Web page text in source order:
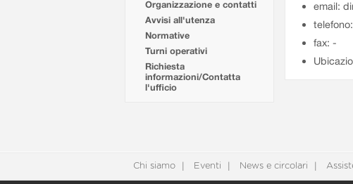
Organizzazione e contatti
Avvisi all'utenza
Normative
Turni operativi
Richiesta
informazioni/Contatta
l'ufficio
email:
fax: -
Chi siamo Eventi News e circolari